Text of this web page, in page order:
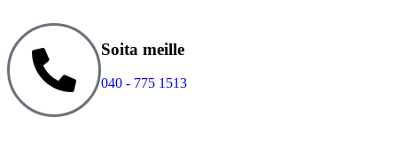
Soita meille
040 - 775 1513